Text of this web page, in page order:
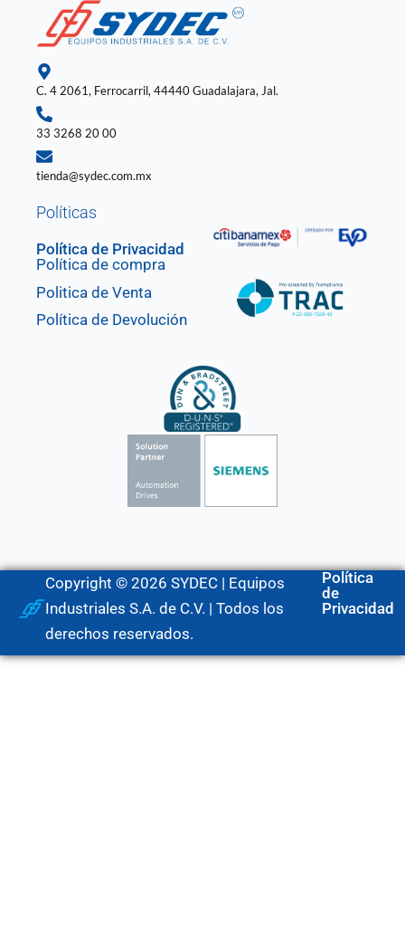
o
o
k
g
r
a
d
i
n
b
e
C. 4 2061, Ferrocarril, 44440 Guadalajara, Jal.
33 3268 20 00
tienda@sydec.com.mx
Políticas
Política de Privacidad
Política de compra
Politica de Venta
Política de Devolución
Copyright © 2026 SYDEC | Equipos
Industriales S.A. de C.V. | Todos los
derechos reservados.
Política
de
Privacidad